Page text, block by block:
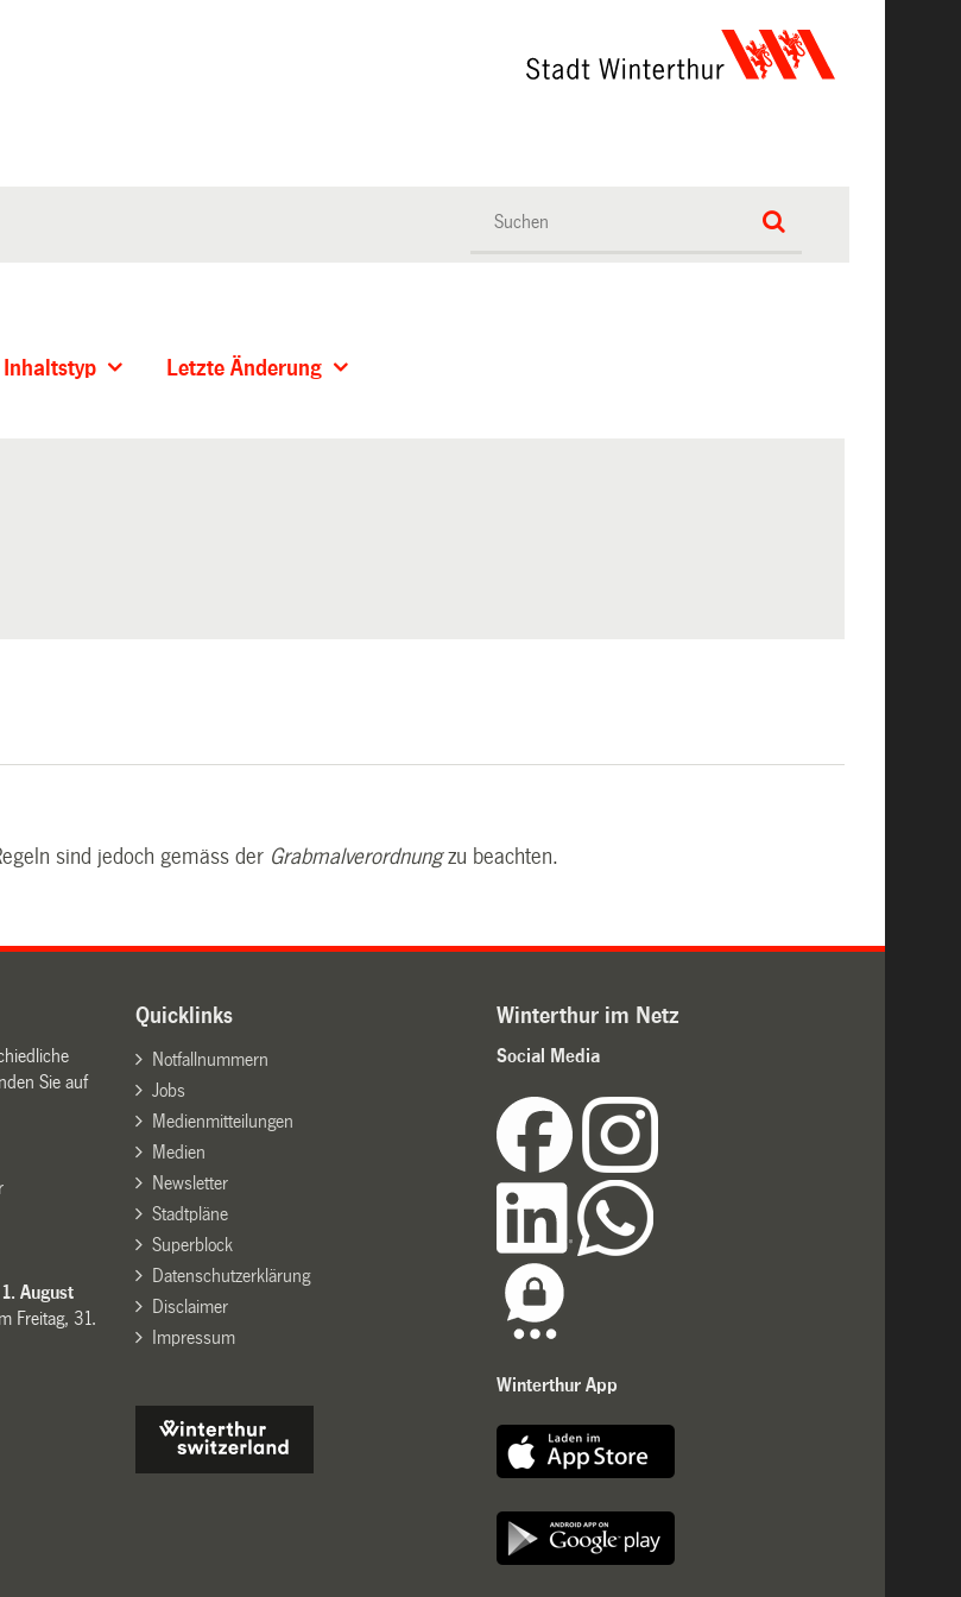
Inhaltstyp Letzte Änderung
sind jedoch gemäss der Grabmalverordnungzu beachten.
Sie auf
August
Freitag, 31.
Quicklinks
Notfallnummern
Jobs
Medienmitteilungen
Medien
Newsletter
Stadtpläne
Superblock
Datenschutzerklärung
Disclaimer
Impressum
Winterthur im Netz
Social Media
Winterthur App